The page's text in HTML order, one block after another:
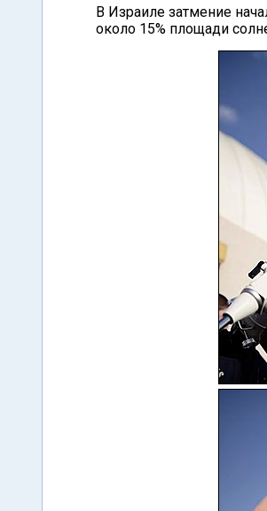
В Израиле затмение
около 15% площади